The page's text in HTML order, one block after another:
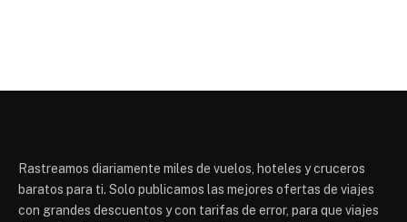
Rastreamos diariamente miles de vuelos, hoteles y cruceros
baratos para ti. Solo publicamos las mejores ofertas de viajes
con grandes descuentos y con tarifas de error, para que viajes